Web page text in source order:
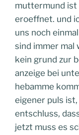
muttermund
eroeffnet. und
uns noch
sind immer mal
kein grund zur
anzeige bei
hebamme
eigener puls
entschluss,
jetzt muss es